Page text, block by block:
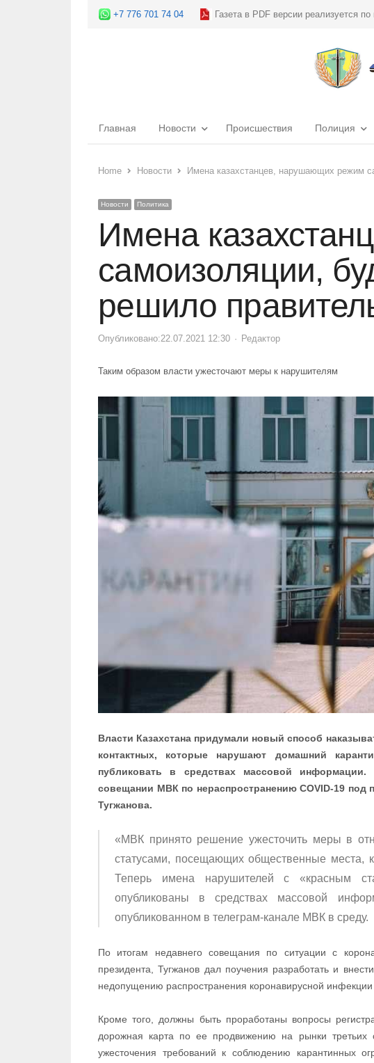
+7 776 701 74 04 Газета в PDF версии реализуется по
Главная Новости Происшествия Полиция
Home
Новости Имена казахстанцев, нарушающих режим
Новости Политика
Имена
самоизоляции,
решило
Опубликовано:22.07.2021 12:30 Author
Редактор
Таким образом власти ужесточают меры к нарушителям
Власти Казахстана придумали новый способ
контактных, которые нарушают домашний
публиковать в средствах массовой
совещании МВК по нераспространению COVID-19 под
Тугжанова.
«МВК принято решение ужесточить меры в
статусами, посещающих общественные места,
Теперь имена нарушителей с «красным
опубликованы в средствах массовой
опубликованном в телеграм-канале МВК в среду.
По итогам недавнего совещания по ситуации с
президента, Тугжанов дал поучения разработать и
недопущению распространения коронавирусной
Кроме того, должны быть проработаны вопросы
дорожная карта по ее продвижению на рынки третьих
ужесточения требований к соблюдению карантинных